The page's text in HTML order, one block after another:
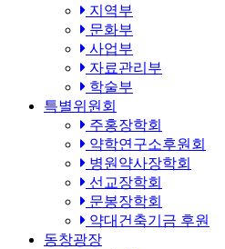
지역부
문화부
사업부
자료관리부
학술부
특별위원회
주홍장학회
약학연구소후원회
병원약사장학회
선교장학회
문봉장학회
약대건축기금 후원
동창광장